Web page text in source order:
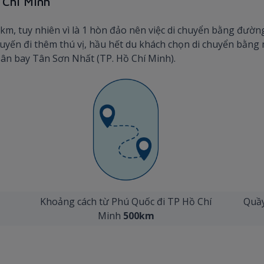
tuy nhiên vì là 1 hòn đảo nên việc di chuyển bằng
đi thêm thú vị, hầu hết du khách chọn di chuyển bằng
bay Tân Sơn Nhất (TP. Hồ Chí Minh).
Khoảng cách từ Phú Quốc đi TP Hồ Chí
Minh 500km